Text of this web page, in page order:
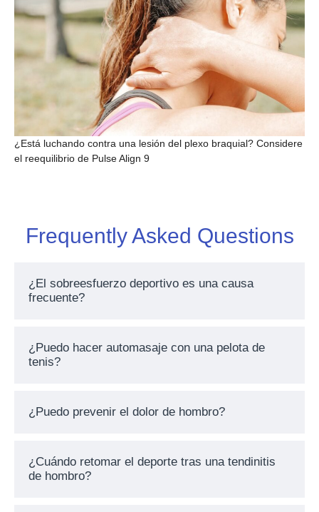
¿Está luchando contra una lesión del plexo braquial? Considere
el reequilibrio de Pulse Align 9
Frequently Asked Questions
¿El sobreesfuerzo deportivo es una causa
frecuente?
¿Puedo hacer automasaje con una pelota de
tenis?
¿Puedo prevenir el dolor de hombro?
¿Cuándo retomar el deporte tras una tendinitis
de hombro?